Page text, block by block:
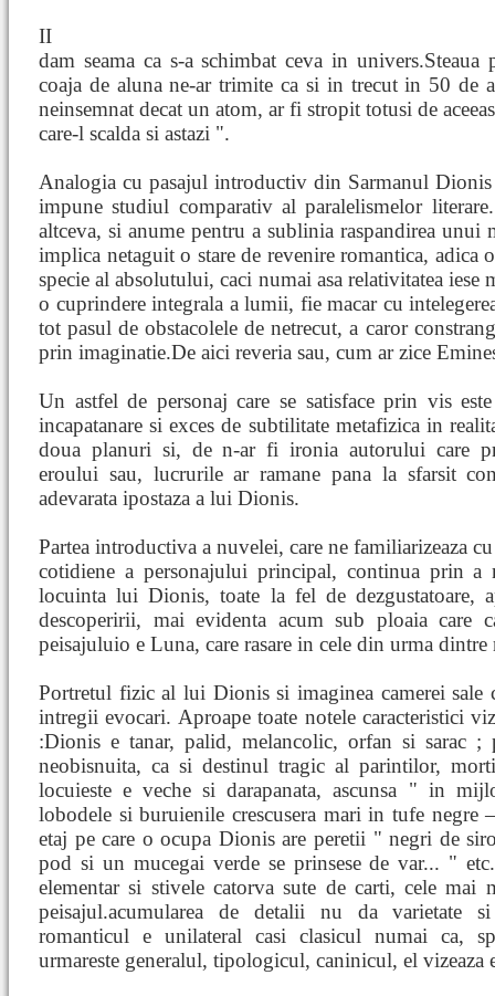
II
dam seama ca s-a schimbat ceva in
coaja de aluna ne-ar trimite ca si in trecut in 50 de
neinsemnat decat un atom, ar fi stropit totusi de
care-l scalda si astazi ".
Analogia cu pasajul introductiv din Sarmanul
impune studiul comparativ al paralelismelor
altceva, si anume pentru a sublinia raspandirea unui
implica netaguit o stare de revenire romantica, adica
specie al absolutului, caci numai asa relativitatea iese
o cuprindere integrala a lumii, fie macar cu
tot pasul de obstacolele de netrecut, a caror
prin imaginatie.De aici reveria sau, cum ar zice
Un astfel de personaj care se satisface prin vis
incapatanare si exces de subtilitate metafizica in
doua planuri si, de n-ar fi ironia autorului care
eroului sau, lucrurile ar ramane pana la sfarsit
adevarata ipostaza a lui Dionis.
Partea introductiva a nuvelei, care ne familiarizeaza
cotidiene a personajului principal, continua prin a
locuinta lui Dionis, toate la fel de dezgustatoare,
descoperirii, mai evidenta acum sub ploaia care
peisajuluio e Luna, care rasare in cele din urma
Portretul fizic al lui Dionis si imaginea camerei sale
intregii evocari. Aproape toate notele caracteristici
:Dionis e tanar, palid, melancolic, orfan si sarac ;
neobisnuita, ca si destinul tragic al parintilor,
locuieste e veche si darapanata, ascunsa " in
lobodele si buruienile crescusera mari in tufe negre
etaj pe care o ocupa Dionis are peretii " negri de
pod si un mucegai verde se prinsese de var... "
elementar si stivele catorva sute de carti, cele mai
peisajul.acumularea de detalii nu da varietate
romanticul e unilateral casi clasicul numai ca,
urmareste generalul, tipologicul, caninicul, el vizeaza